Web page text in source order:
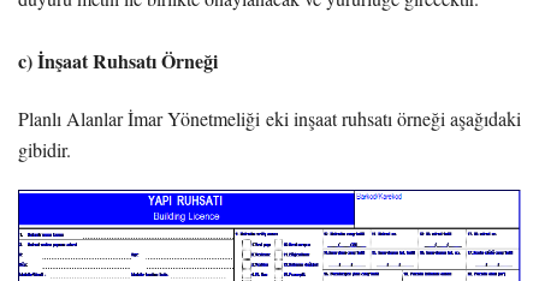
c) İnşaat Ruhsatı Örneği
Planlı Alanlar İmar Yönetmeliği eki inşaat ruhsatı örneği aşağıdaki
gibidir.